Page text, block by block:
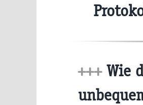
+++Wie